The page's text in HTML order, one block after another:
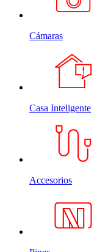
Cámaras
Casa Inteligente
Accesorios